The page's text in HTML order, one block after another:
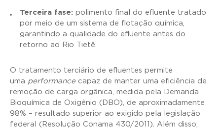
Terceira fase: polimento final do efluente tratado
por meio de um sistema de flotação química,
garantindo a qualidade do efluente antes do
retorno ao Rio Tietê.
O tratamento terciário de efluentes permite
uma performancecapaz de manter uma eficiência de
remoção de carga orgânica, medida pela Demanda
Bioquímica de Oxigênio (DBO), de aproximadamente
98% – resultado superior ao exigido pela legislação
federal (Resolução Conama 430/2011). Além disso,